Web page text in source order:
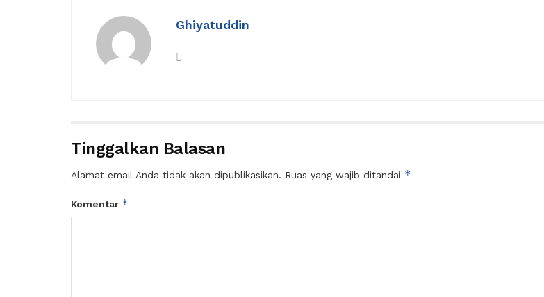
Ghiyatuddin
Tinggalkan Balasan
Alamat email Anda tidak akan dipublikasikan. Ruas yang wajib ditandai *
Komentar *